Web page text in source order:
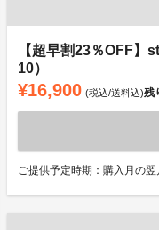
【超早割23％OFF
10）
¥16,900 (税込/送料込)残
ご提供予定時期：購入月の